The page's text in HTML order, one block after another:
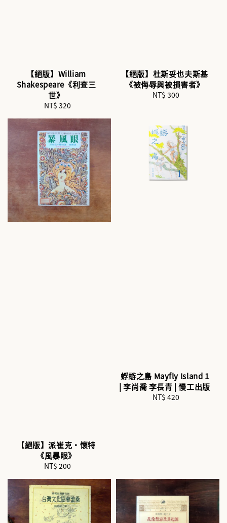
【絕版】William
Shakespeare《利查三
世》
Regular
NT$ 320
【絕版】杜斯妥也夫斯基
《被侮辱與被損害者》
Regular
NT$ 300
【絕版】派崔克‧懷特
《風暴眼》
Regular
NT$ 200
蜉蝣之島 Mayfly Island 1
| 李尚喬 李長青 | 慢工出版
Regular
NT$ 420